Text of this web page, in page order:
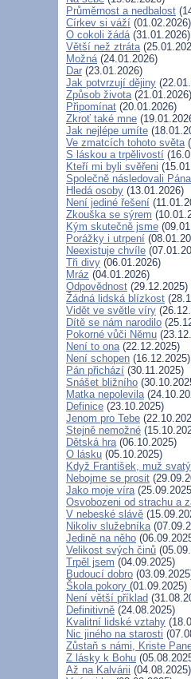
Průměrnost a nedbalost
Církev si váží (01.02.2026)
O cokoli žádá(31.01.2026)
Větší než ztráta
Možná(24.01.2026)
Dar (23.01.2026)
Jak potvrzují dějiny
Způsob života(21.01.2026)
Připomínat (20.01.2026)
Zkroť také mne
Jak nejlépe umíte
Ve zmatcích tohoto světa
S láskou a trpělivostí
Kteří mi byli svěřeni
Společně následovali Pána
Hledá osoby (13.01.2026)
Není jediné řešení
Zkouška se sýrem
Kým skutečně jsme
Porážky i utrpení
Neexistuje chvíle
Tři divy (06.01.2026)
Mráz (04.01.2026)
Odpovědnost (29.12.2025)
Žádná lidská blízkost
Vidět ve světle víry
Dítě se nám narodilo
Pokorné vůči Němu
Není to ona(22.12.2025)
Není schopen (16.12.2025)
Pán přichází (30.11.2025)
Snášet bližního
Matka nepolevila
Definice (23.10.2025)
Jenom pro Tebe
Stejně nemožné
Dětská hra(06.10.2025)
O lásku (05.10.2025)
Když František, muž svatý
Nebojme se prosit
Jako moje víra
Osvobozeni od strachu a
V nebeské slávě
Nikoliv služebníka
Jedině na něho
Velikost svých činů
Trpěl jsem (04.09.2025)
Budoucí dobro
Škola pokory (01.09.2025)
Není větší příklad
Definitivně (24.08.2025)
Kvalitní lidské vztahy
Nic jiného na starosti
Zůstaň s námi, Kriste
Z lásky k Bohu
Až na Kalvárii (04.08.2025)